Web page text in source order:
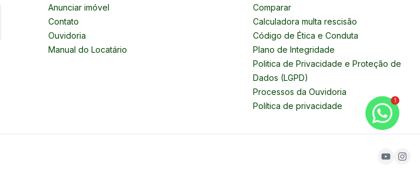
Anunciar imóvel
Contato
Ouvidoria
Manual do Locatário
Comparar
Calculadora multa rescisão
Código de Ética e Conduta
Plano de Integridade
Politica de Privacidade e Proteção de
Dados (LGPD)
Processos da Ouvidoria
Política de privacidade
1